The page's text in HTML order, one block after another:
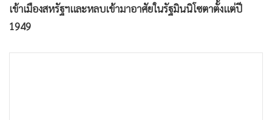
• อาชญากรรม
• Motoring
เข้าเมืองสหรัฐฯและหลบเข้ามาอาศัยในรัฐมินนิโซตาตั้งแต่ปี
1949